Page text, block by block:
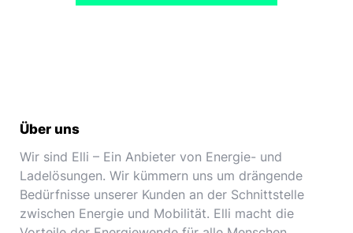
Über uns
Wir sind Elli – Ein Anbieter von Energie- und
Ladelösungen. Wir kümmern uns um drängende
Bedürfnisse unserer Kunden an der Schnittstelle
zwischen Energie und Mobilität. Elli macht die